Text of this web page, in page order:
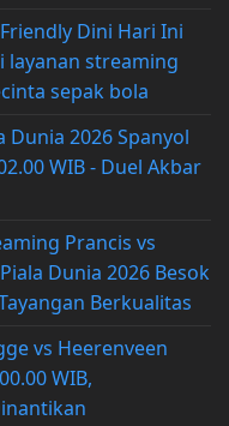
Dini Hari Ini
layanan streaming
sepak bola
Dunia 2026 Spanyol
WIB - Duel Akbar
Prancis vs
Dunia 2026 Besok
Berkualitas
vs Heerenveen
WIB,